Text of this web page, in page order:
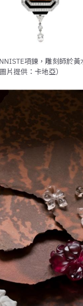
項鍊，雕刻師於
片提供：卡地亞）